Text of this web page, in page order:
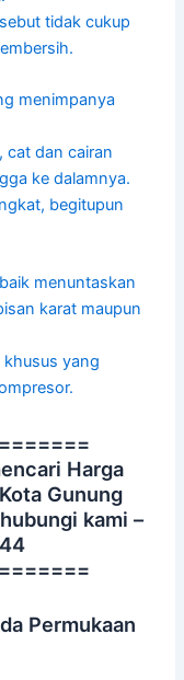
tidak cukup
menimpanya
cat dan cairan
ke dalamnya.
begitupun
menuntaskan
karat maupun
khusus yang
Harga
Gunung
kami –
Permukaan